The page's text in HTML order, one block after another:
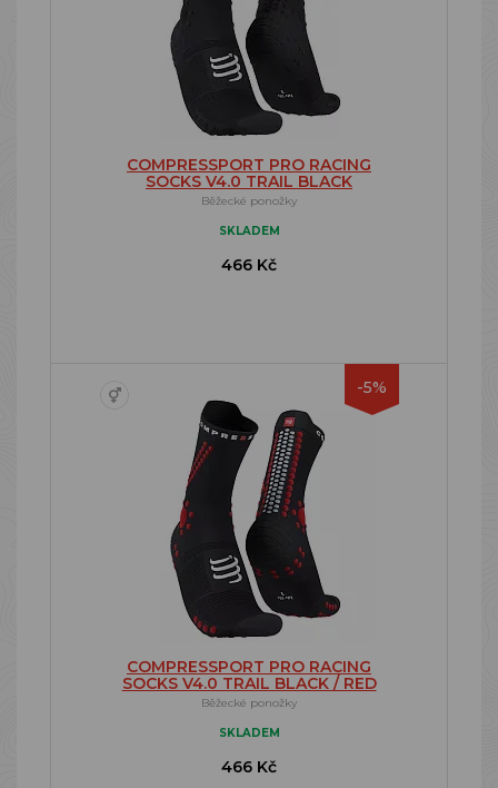
COMPRESSPORT PRO RACING
SOCKS V4.0 TRAIL BLACK
Běžecké ponožky
SKLADEM
466 Kč
-5%
COMPRESSPORT PRO RACING
SOCKS V4.0 TRAIL BLACK / RED
Běžecké ponožky
SKLADEM
466 Kč